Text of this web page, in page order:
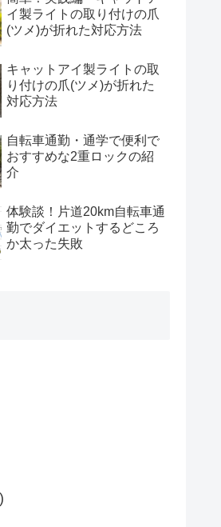
イ製ライトの取り付けの爪
(ツメ)が折れた対応方法
キャットアイ製ライトの取
り付けの爪(ツメ)が折れた
対応方法
自転車通勤・通学で便利で
おすすめな2重ロックの紹
介
体験談！片道20km自転車通
勤でダイエットするどころ
か太った失敗